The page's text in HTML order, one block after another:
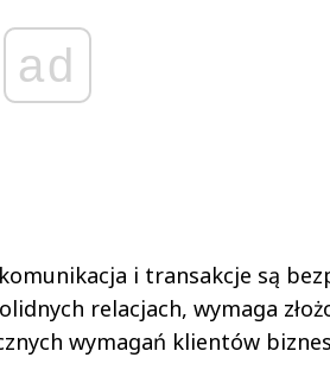
ad
i transakcje są
relacjach, wymaga
wymagań klientów